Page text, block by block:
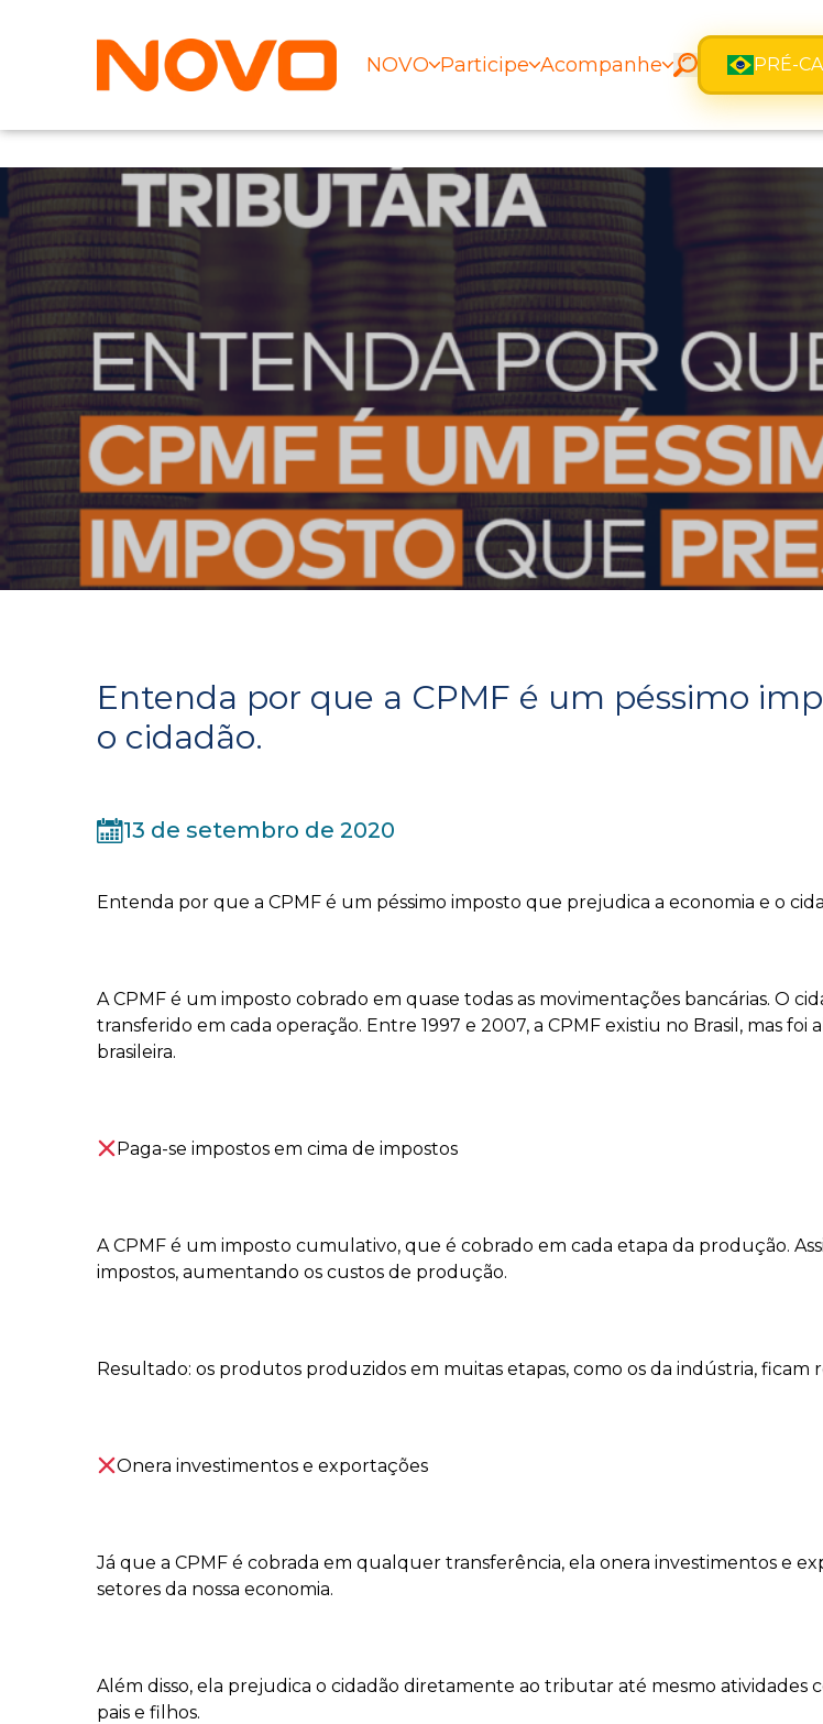
NOVO Participe Acompanhe PRÉ-
Entenda por que a CPMF é um péssimo
o cidadão.
13 de setembro de 2020
Entenda por que a CPMF é um péssimo imposto que prejudica a economia e o
A CPMF é um imposto cobrado em quase todas as movimentações bancárias. O
transferido em cada operação. Entre 1997 e 2007, a CPMF existiu no Brasil, mas
brasileira.
Paga-se impostos em cima de impostos
A CPMF é um imposto cumulativo, que é cobrado em cada etapa da produção.
impostos, aumentando os custos de produção.
Resultado: os produtos produzidos em muitas etapas, como os da indústria, ficam
Onera investimentos e exportações
Já que a CPMF é cobrada em qualquer transferência, ela onera investimentos e
setores da nossa economia.
Além disso, ela prejudica o cidadão diretamente ao tributar até mesmo
pais e filhos.